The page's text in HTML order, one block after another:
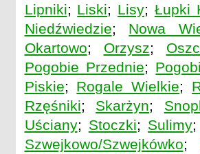
Lipniki; Liski; Lisy; Łupki
Niedźwiedzie; Nowa
Okartowo; Orzysz;
Pogobie Przednie;
Piskie; Rogale Wielkie;
Rzęśniki; Skarżyn;
Uściany; Stoczki; Sulimy;
Szwejkowo/Szwejkówko;